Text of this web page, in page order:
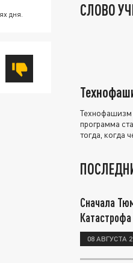
дня. СЛОВО
Технофашизм
программа
тогда, когда
Сначала
08 АВГУСТА